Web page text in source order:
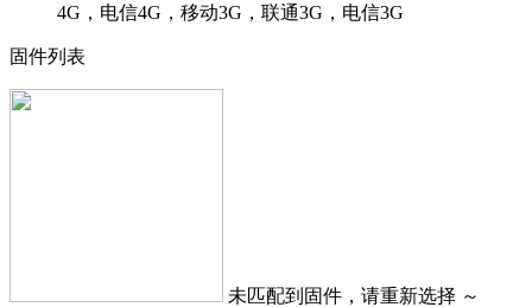
4G，电信4G，移动3G，联通3G，电信3G
固件列表
未匹配到固件，请重新选择 ～